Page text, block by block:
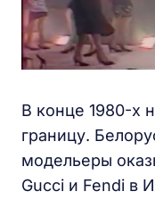
В конце 1980-х
границу.
модельеры
Gucci и Fendi в